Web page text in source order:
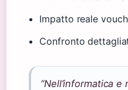
Impatto reale
Confronto
“Nell’informatica